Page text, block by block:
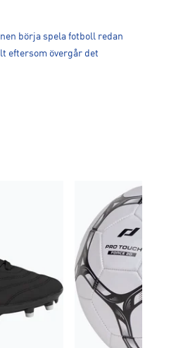
börja spela fotboll redan
eftersom övergår det